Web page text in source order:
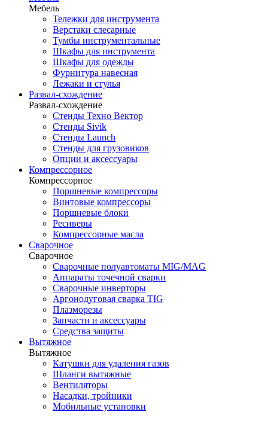
Мебель
Тележки для инструмента
Верстаки слесарные
Тумбы инструментальные
Шкафы для инструмента
Шкафы для одежды
Фурнитура навесная
Лежаки и стулья
Развал-схождение
Развал-схождение
Стенды Техно Вектор
Стенды Sivik
Стенды Launch
Стенды для грузовиков
Опции и аксессуары
Компрессорное
Компрессорное
Поршневые компрессоры
Винтовые компрессоры
Поршневые блоки
Ресиверы
Компрессорные масла
Сварочное
Сварочное
Сварочные полуавтоматы MIG/MAG
Аппараты точечной сварки
Сварочные инверторы
Аргонодуговая сварка TIG
Плазморезы
Запчасти и аксессуары
Средства защиты
Вытяжное
Вытяжное
Катушки для удаления газов
Шланги вытяжные
Вентиляторы
Насадки, тройники
Мобильные установки